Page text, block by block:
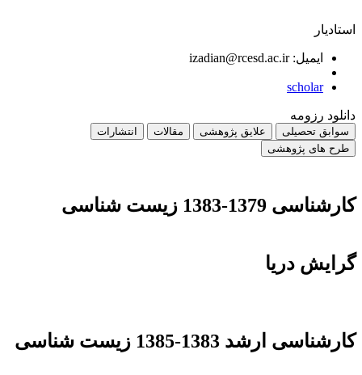
استادیار
ایمیل: izadian@rcesd.ac.ir
scholar
دانلود رزومه
سوابق تحصیلی علایق پژوهشی مقالات
انتشارات
طرح های پژوهشی
کارشناسی 1379-1383 زیست شناسی
گرایش دریا
کارشناسی ارشد 1383-1385 زیست شناسی